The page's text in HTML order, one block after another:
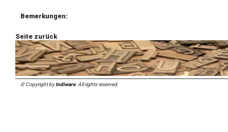
Bemerkungen:
Seite zurück
© Copyright byIndiware. All rights reserved.